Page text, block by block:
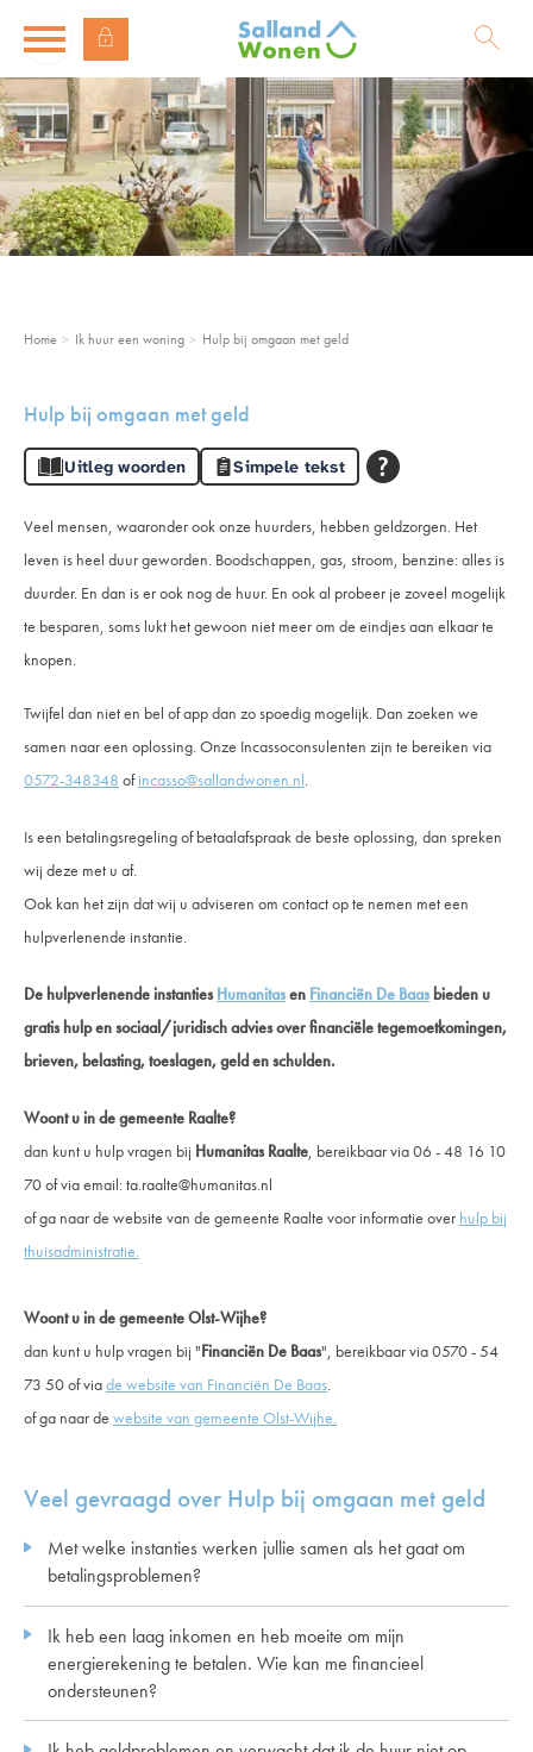
Naar hoofdinhoud
Naar hoofdnavigatiemenu
Naar zoeken
Naar de homepage
Ga naar Hoofd
Home Ik huur een woning Hulp bij omgaan met geld
Hulp bij omgaan met geld
Uitleg woorden Simpele tekst
Veel mensen, waaronder ook onze huurders, hebben geldzorgen. Het
leven is heel duur geworden. Boodschappen, gas, stroom, benzine: alles is
duurder. En dan is er ook nog de huur. En ook al probeer je zoveel mogelijk
te besparen, soms lukt het gewoon niet meer om de eindjes aan elkaar te
knopen.
Twijfel dan niet en bel of app dan zo spoedig mogelijk. Dan zoeken we
samen naar een oplossing. Onze Incassoconsulenten zijn te bereiken via
0572-348348 ofincasso@sallandwonen.nl.
Is een betalingsregeling of betaalafspraak de beste oplossing, dan spreken
wij deze met u af.
Ook kan het zijn dat wij u adviseren om contact op te nemen met een
hulpverlenende instantie.
De hulpverlenende instantiesHumanitasen Financiën De Baas bieden u
gratis hulp en sociaal/juridisch advies over financiële tegemoetkomingen,
brieven, belasting, toeslagen, geld en schulden.
Woont u in de gemeente Raalte?
dan kunt u hulp vragen bij Humanitas Raalte, bereikbaar via 06 - 48 16 10
70 of via email: ta.raalte@humanitas.nl
of ga naar de website van de gemeente Raalte voor informatie over hulp bij
thuisadministratie.
Woont u in de gemeente Olst-Wijhe?
dan kunt u hulp vragen bij "Financiën De Baas", bereikbaar via 0570 - 54
73 50 of viade website van Financiën De Baas.
of ga naar de website van gemeente Olst-Wijhe.
Veel gevraagd over Hulp bij omgaan met geld
Met welke instanties werken jullie samen als het gaat om
betalingsproblemen?
Ik heb een laag inkomen en heb moeite om mijn
energierekening te betalen. Wie kan me financieel
ondersteunen?